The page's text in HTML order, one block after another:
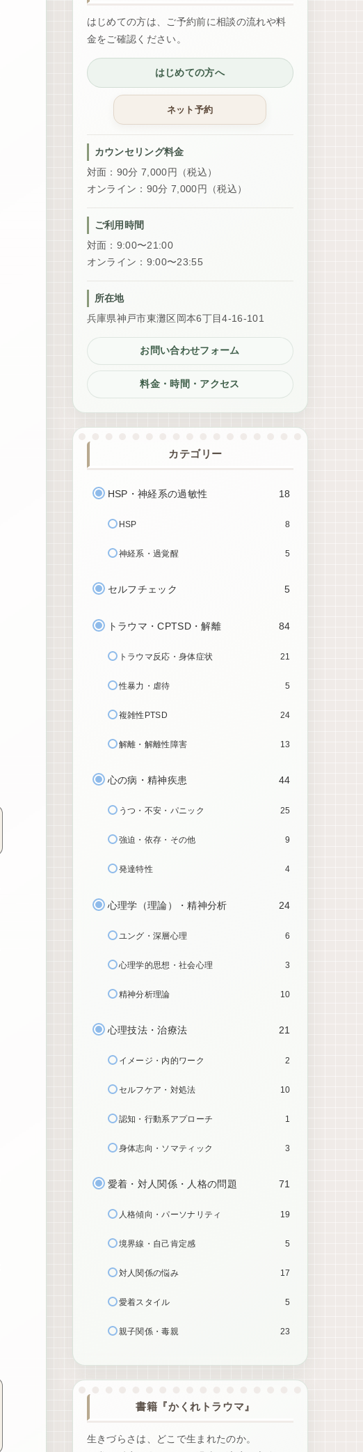
はじめての方は、ご予約前に相談の流れや料
金をご確認ください。
はじめての方へ
カウンセリング料金
対面：90分 7,000円（税込）
オンライン：90分 7,000円（税込）
ご利用時間
対面：9:00〜21:00
オンライン：9:00〜23:55
所在地
兵庫県神戸市東灘区岡本6丁目4-16-101
お問い合わせフォーム
料金・時間・アクセス
カテゴリー
HSP・神経系の過敏性 18
HSP 8
神経系・過覚醒 5
セルフチェック 5
トラウマ・CPTSD・解離 84
トラウマ反応・身体症状 21
性暴力・虐待 5
複雑性PTSD 24
解離・解離性障害 13
心の病・精神疾患 44
うつ・不安・パニック 25
強迫・依存・その他 9
発達特性 4
心理学（理論）・精神分析 24
ユング・深層心理 6
心理学的思想・社会心理 3
精神分析理論 10
心理技法・治療法 21
イメージ・内的ワーク 2
セルフケア・対処法 10
認知・行動系アプローチ 1
身体志向・ソマティック 3
愛着・対人関係・人格の問題 71
人格傾向・パーソナリティ 19
境界線・自己肯定感 5
対人関係の悩み 17
愛着スタイル 5
親子関係・毒親 23
書籍『かくれトラウマ』
生きづらさは、どこで生まれたのか。